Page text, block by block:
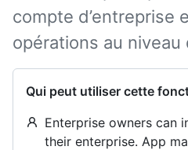
compte d’entreprise
opérations au niveau
Qui peut utiliser cette
Enterprise owners can
their enterprise. App